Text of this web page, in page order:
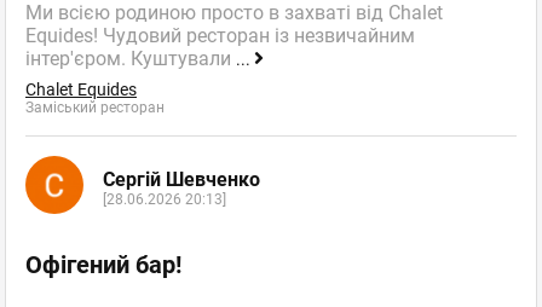
Ми всією родиною просто в захваті від Chalet
Equides! Чудовий ресторан із незвичайним
інтер'єром. Куштували ...
Chalet Equides
Заміський ресторан
Сергій Шевченко
[28.06.2026 20:13]
Офігений бар!